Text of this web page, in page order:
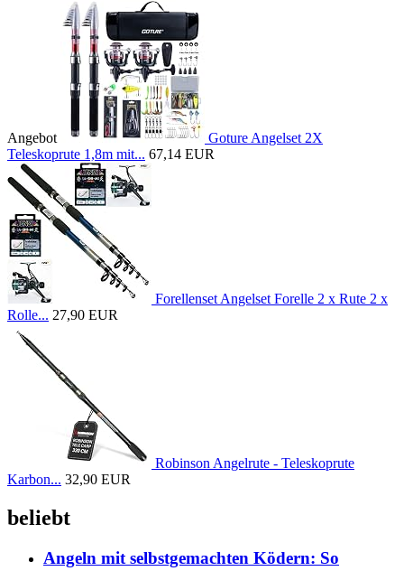
Angebot
Goture Angelset 2X
Teleskoprute 1,8m mit... 67,14 EUR
Forellenset Angelset Forelle 2 x Rute 2 x
Rolle... 27,90 EUR
Robinson Angelrute - Teleskoprute
Karbon... 32,90 EUR
beliebt
Angeln mit selbstgemachten Ködern: So